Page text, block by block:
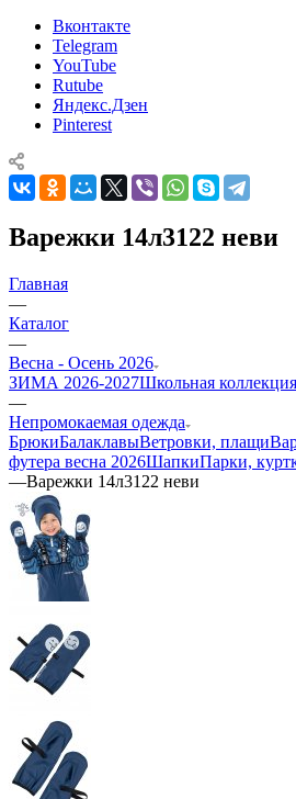
Вконтакте
Telegram
YouTube
Rutube
Яндекс.Дзен
Pinterest
Варежки 14л3122 неви
Главная
—
Каталог
—
Весна - Осень 2026
ЗИМА 2026-2027Школьная
—
Непромокаемая одежда
БрюкиБалаклавыВетровки, плащи
футера весна 2026ШапкиПарки,
—Варежки 14л3122 неви